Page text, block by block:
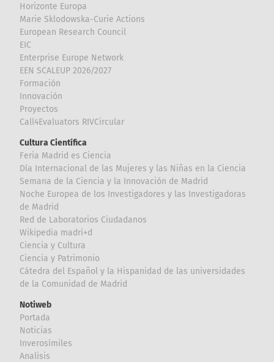
Horizonte Europa
Marie Sklodowska-Curie Actions
European Research Council
EIC
Enterprise Europe Network
EEN SCALEUP 2026/2027
Formación
Innovación
Proyectos
Call4Evaluators RIVCircular
Cultura Científica
Feria Madrid es Ciencia
Día Internacional de las Mujeres y las Niñas en la Ciencia
Semana de la Ciencia y la Innovación de Madrid
Noche Europea de los Investigadores y las Investigadoras
de Madrid
Red de Laboratorios Ciudadanos
Wikipedia madri+d
Ciencia y Cultura
Ciencia y Patrimonio
Cátedra del Español y la Hispanidad de las universidades
de la Comunidad de Madrid
Notiweb
Portada
Noticias
Inverosímiles
Analisis